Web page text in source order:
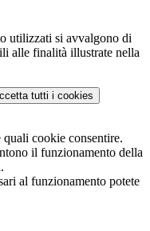
utilizzati si avvalgono di
alle finalità illustrate nella
tutti i cookies
quali cookie consentire.
il funzionamento della
al funzionamento potete